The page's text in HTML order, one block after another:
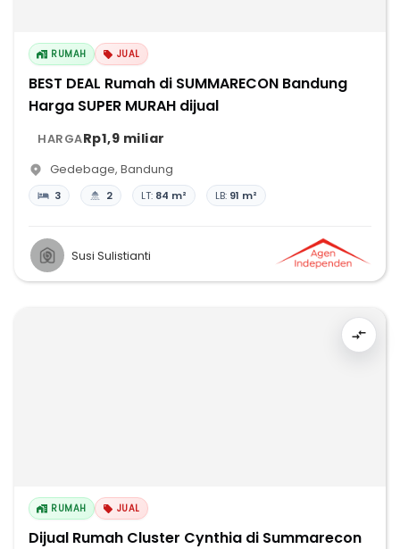
RUMAH JUAL
BEST DEAL Rumah di SUMMARECON Bandung
Harga SUPER MURAH dijual
HARGARp1,9 miliar
Gedebage, Bandung
3 2 LT: 84 m² LB: 91 m²
Susi Sulistianti
RUMAH JUAL
Dijual Rumah Cluster Cynthia di Summarecon